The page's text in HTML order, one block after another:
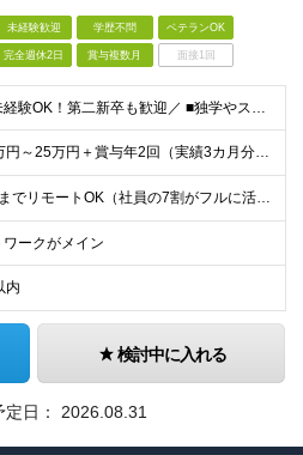
未経験歓迎 学歴不問 ベテランOK
完全週休2日 賞与複数月 面接1回
＼実務未経験OK！第二新卒も歓迎／ ■独学やスクール・職業訓練校等でプログラミングに触れている方 ■学歴不問 └まずはお会いするスタイルです！ 建設業界のコンサルタントなど、異業種の先輩も活躍中！
月給24万円～25万円＋賞与年2回（実績3カ月分）＋住宅・家族手当 ※経験・年齢・能力を考慮し、当社規定により決定します。 ※試用期間3カ月（給与、待遇に差異はありません） ※残業代は全額支給いたしま
★週3日までリモートOK（社員の7割がフルに活用中！） ★駅チカで通勤快適！ ★遠方からのUIターンも歓迎！ ■東京本社 東京都台東区上野6丁目16番地22号 上野TGビル4階 ～アクセス～ ■各
ワークがメイン
内
検討中に入れる
日： 2026.08.31